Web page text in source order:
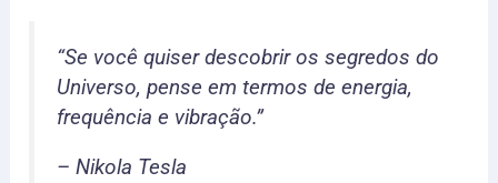
“Se você quiser descobrir os segredos do
Universo, pense em termos de energia,
frequência e vibração.”
– Nikola Tesla